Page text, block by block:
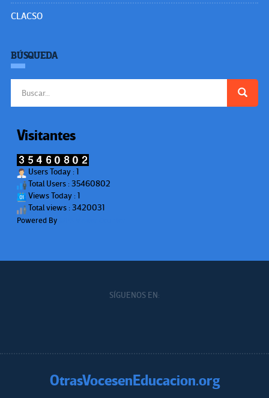
CLACSO
BÚSQUEDA
Visitantes
Users Today : 1
Total Users : 35460802
Views Today : 1
Total views : 3420031
Powered By
SÍGUENOS EN:
OtrasVocesenEducacion.org